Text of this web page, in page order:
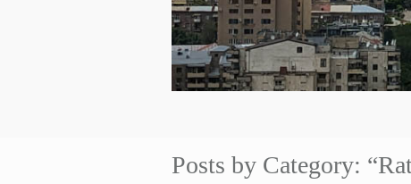
Posts by Category: